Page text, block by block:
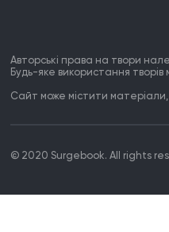
Авторські права на твори
Будь-яке використання
Сайт може містити матеріали,
© 2020 Surgebook. All rights